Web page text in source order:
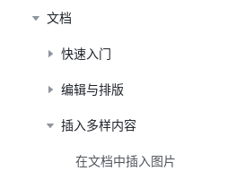
文档
快速入门
编辑与排版
插入多样内容
在文档中插入图片